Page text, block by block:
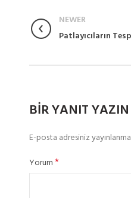
NEWER
Patlayıcıların
BIR YANIT YAZIN
E-posta adresiniz
Yorum*